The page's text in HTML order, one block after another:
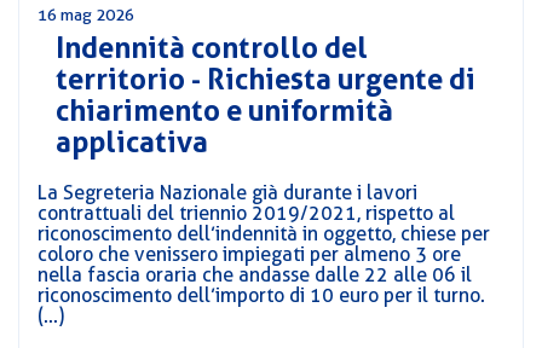
CIRCOLARI
16 mag 2026
Indennità controllo del
territorio - Richiesta urgente di
chiarimento e uniformità
applicativa
La Segreteria Nazionale già durante i lavori
contrattuali del triennio 2019/2021, rispetto al
riconoscimento dell’indennità in oggetto, chiese per
coloro che venissero impiegati per almeno 3 ore
nella fascia oraria che andasse dalle 22 alle 06 il
riconoscimento dell’importo di 10 euro per il turno.
(...)